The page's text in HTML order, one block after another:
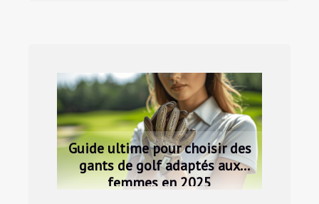
Guide ultime pour choisir des
gants de golf adaptés aux
femmes en 2025